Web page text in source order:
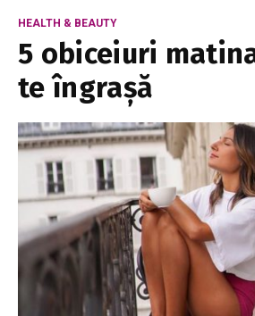
HEALTH & BEAUTY
5 obiceiuri
te îngrașă